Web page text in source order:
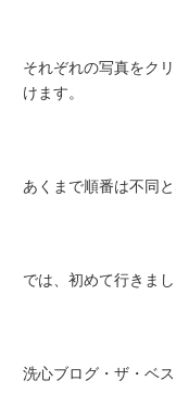
それぞれの写真をク
けます。
あくまで順番は不同と
では、初めて行きまし
洗心ブログ・ザ・ベス